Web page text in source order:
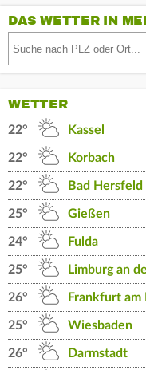
DAS WETTER IN
WETTER
22° Kassel
22° Korbach
22° Bad Hersfeld
25° Gießen
24° Fulda
25° Limburg an
26° Frankfurt am
25° Wiesbaden
26° Darmstadt